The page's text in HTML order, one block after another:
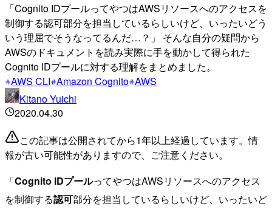
「Cognito IDプールってやつはAWSリソースへのアクセスを
制御する認可部分を担当しているらしいけど、いったいどう
いう理屈でそうなってるんだ…？」 そんな自分の疑問から
AWSのドキュメントを読み実際に手を動かして得られた
Cognito IDプールに対する理解をまとめました。
AWS CLI Amazon Cognito AWS
Kitano Yuichi
2020.04.30
この記事は公開されてから1年以上経過しています。情
報が古い可能性がありますので、ご注意ください。
「Cognito IDプールってやつはAWSリソースへのアクセス
を制御する認可部分を担当しているらしいけど、いったいど